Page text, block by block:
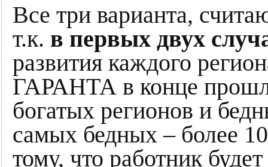
Все три варианта,
т.к. в первых двух
развития каждого
ГАРАНТА в конце
богатых регионов и
самых бедных – более
тому, что работник